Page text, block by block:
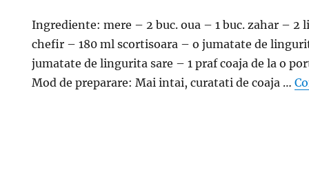
Ingrediente: mere – 2 buc. oua – 1 buc. zahar – 2
chefir – 180 ml scortisoara – o jumatate de
jumatate de lingurita sare – 1 praf coaja de la o
Mod de preparare: Mai intai, curatati de coaja …